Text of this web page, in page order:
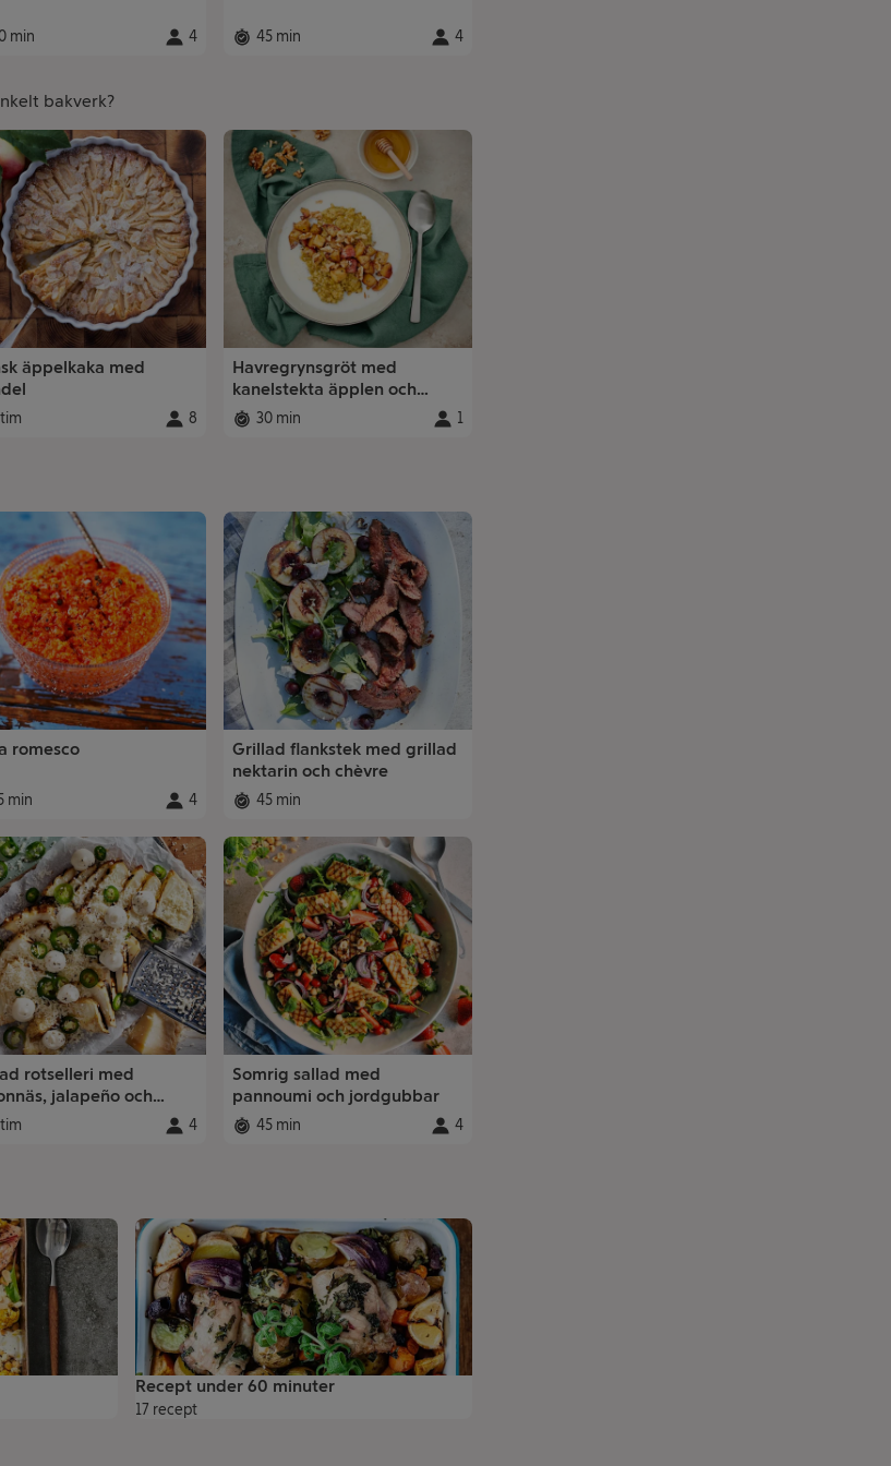
:
min Portioner
4 Total tid:
45 min Portioner
4
bakverk?
äppelkaka med
tid: Portioner
8
Havregrynsgröt med
kanelstekta äpplen och
valnötter
Total tid:
30 min Portioner
1
romesco
tid:
min Portioner
4
Grillad flankstek med grillad
nektarin och chèvre
Total tid:
45 min
rotselleri med
jalapeño och
tid: Portioner
4
Somrig sallad med
pannoumi och jordgubbar
Total tid:
45 min Portioner
4
Recept under 60 minuter
17 recept